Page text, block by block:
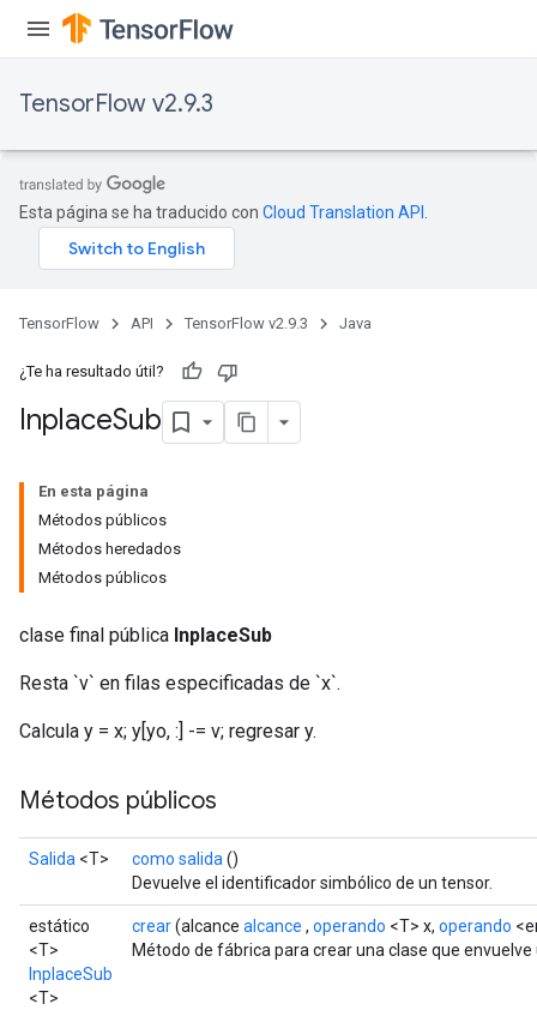
TensorFlow v2.9.3
Esta página se ha traducido con Cloud Translation API
TensorFlow API TensorFlow v2.9.3 Java
¿Te ha resultado útil?
InplaceSub
En esta página
Métodos públicos
Métodos heredados
Métodos públicos
clase final pública InplaceSub
Resta `v` en filas especificadas de `x`.
Calcula y = x; y[yo, :] -= v; regresar y.
Métodos públicos
Salida <T> como salida ()
Devuelve el identificador simbólico de un tensor.
estático
<T>
InplaceSub
<T>
crear(alcance alcance , operando <T> x, operando
Método de fábrica para crear una clase que